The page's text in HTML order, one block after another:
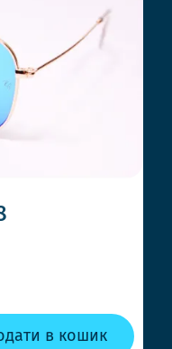
в кошик